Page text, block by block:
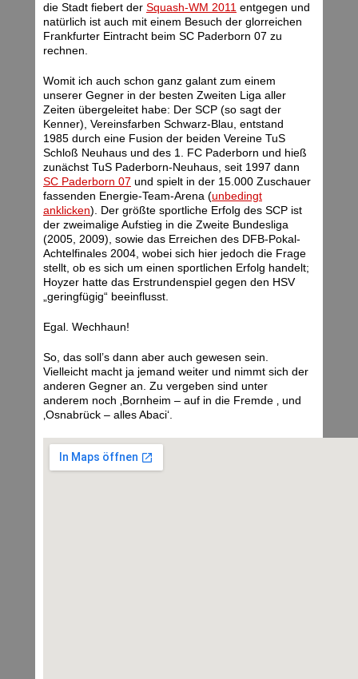
die Stadt fiebert der Squash-WM 2011 entgegen und
natürlich ist auch mit einem Besuch der glorreichen
Frankfurter Eintracht beim SC Paderborn 07 zu
rechnen.
Womit ich auch schon ganz galant zum einem
unserer Gegner in der besten Zweiten Liga aller
Zeiten übergeleitet habe: Der SCP (so sagt der
Kenner), Vereinsfarben Schwarz-Blau, entstand
1985 durch eine Fusion der beiden Vereine TuS
Schloß Neuhaus und des 1. FC Paderborn und hieß
zunächst TuS Paderborn-Neuhaus, seit 1997 dann
SC Paderborn 07 und spielt in der 15.000 Zuschauer
fassenden Energie-Team-Arena (unbedingt
anklicken). Der größte sportliche Erfolg des SCP ist
der zweimalige Aufstieg in die Zweite Bundesliga
(2005, 2009), sowie das Erreichen des DFB-Pokal-
Achtelfinales 2004, wobei sich hier jedoch die Frage
stellt, ob es sich um einen sportlichen Erfolg handelt;
Hoyzer hatte das Erstrundenspiel gegen den HSV
„geringfügig“ beeinflusst.
Egal. Wechhaun!
So, das soll’s dann aber auch gewesen sein.
Vielleicht macht ja jemand weiter und nimmt sich der
anderen Gegner an. Zu vergeben sind unter
anderem noch ‚Bornheim – auf in die Fremde ‚ und
‚Osnabrück – alles Abaci‘.